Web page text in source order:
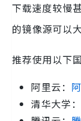
下载速度较慢
的镜像源可以
推荐使用以下
阿里云：
清华大学：